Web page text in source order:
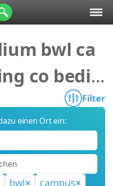
bwl ca
co bedia
Filter
einen Ort ein:
bwl
campus